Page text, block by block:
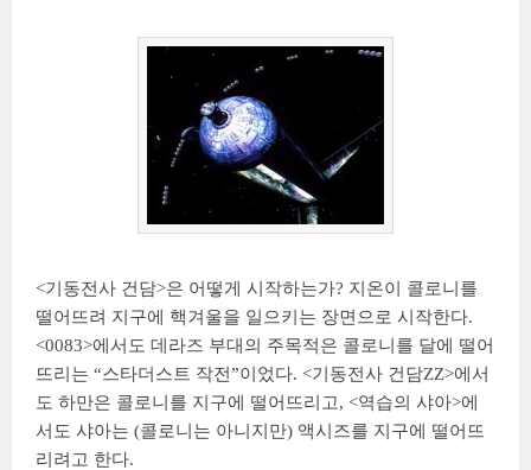
<기동전사 건담>은 어떻게 시작하는가? 지온이 콜로니를
떨어뜨려 지구에 핵겨울을 일으키는 장면으로 시작한다.
<0083>에서도 데라즈 부대의 주목적은 콜로니를 달에 떨어
뜨리는 “스타더스트 작전”이었다. <기동전사 건담ZZ>에서
도 하만은 콜로니를 지구에 떨어뜨리고, <역습의 샤아>에
서도 샤아는 (콜로니는 아니지만) 액시즈를 지구에 떨어뜨
리려고 한다.